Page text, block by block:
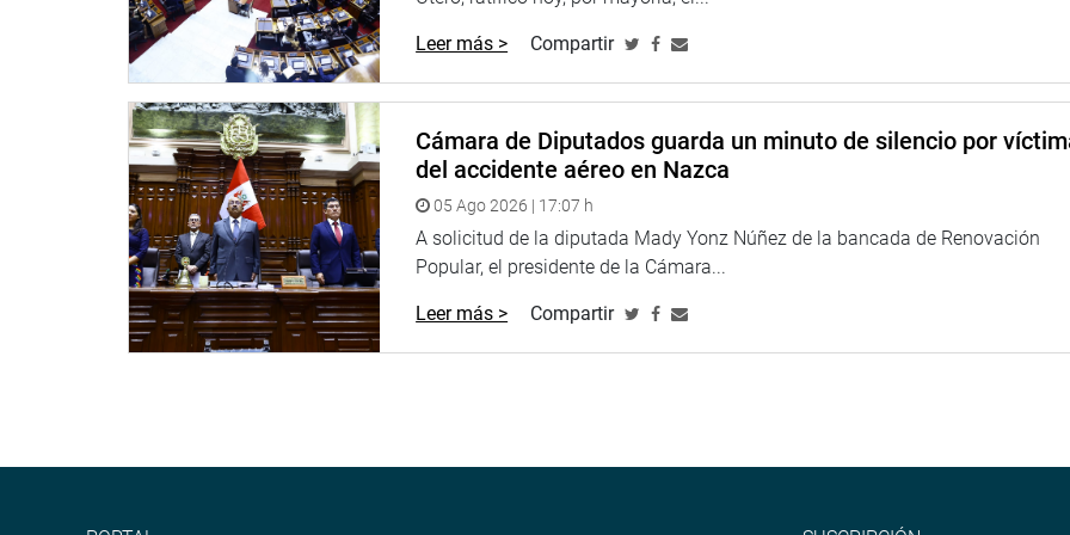
Leer más > Compartir
Cámara de Diputados guarda un minuto de silencio por
del accidente aéreo en Nazca
05 Ago 2026 | 17:07 h
A solicitud de la diputada Mady Yonz Núñez de la bancada de Renovación
Popular, el presidente de la Cámara...
Leer más > Compartir